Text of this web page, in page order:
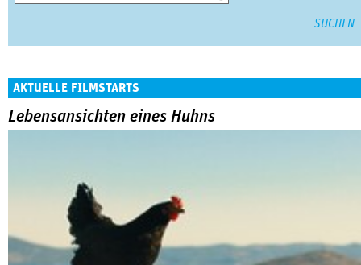
AKTUELLE FILMSTARTS
Lebensansichten eines Huhns